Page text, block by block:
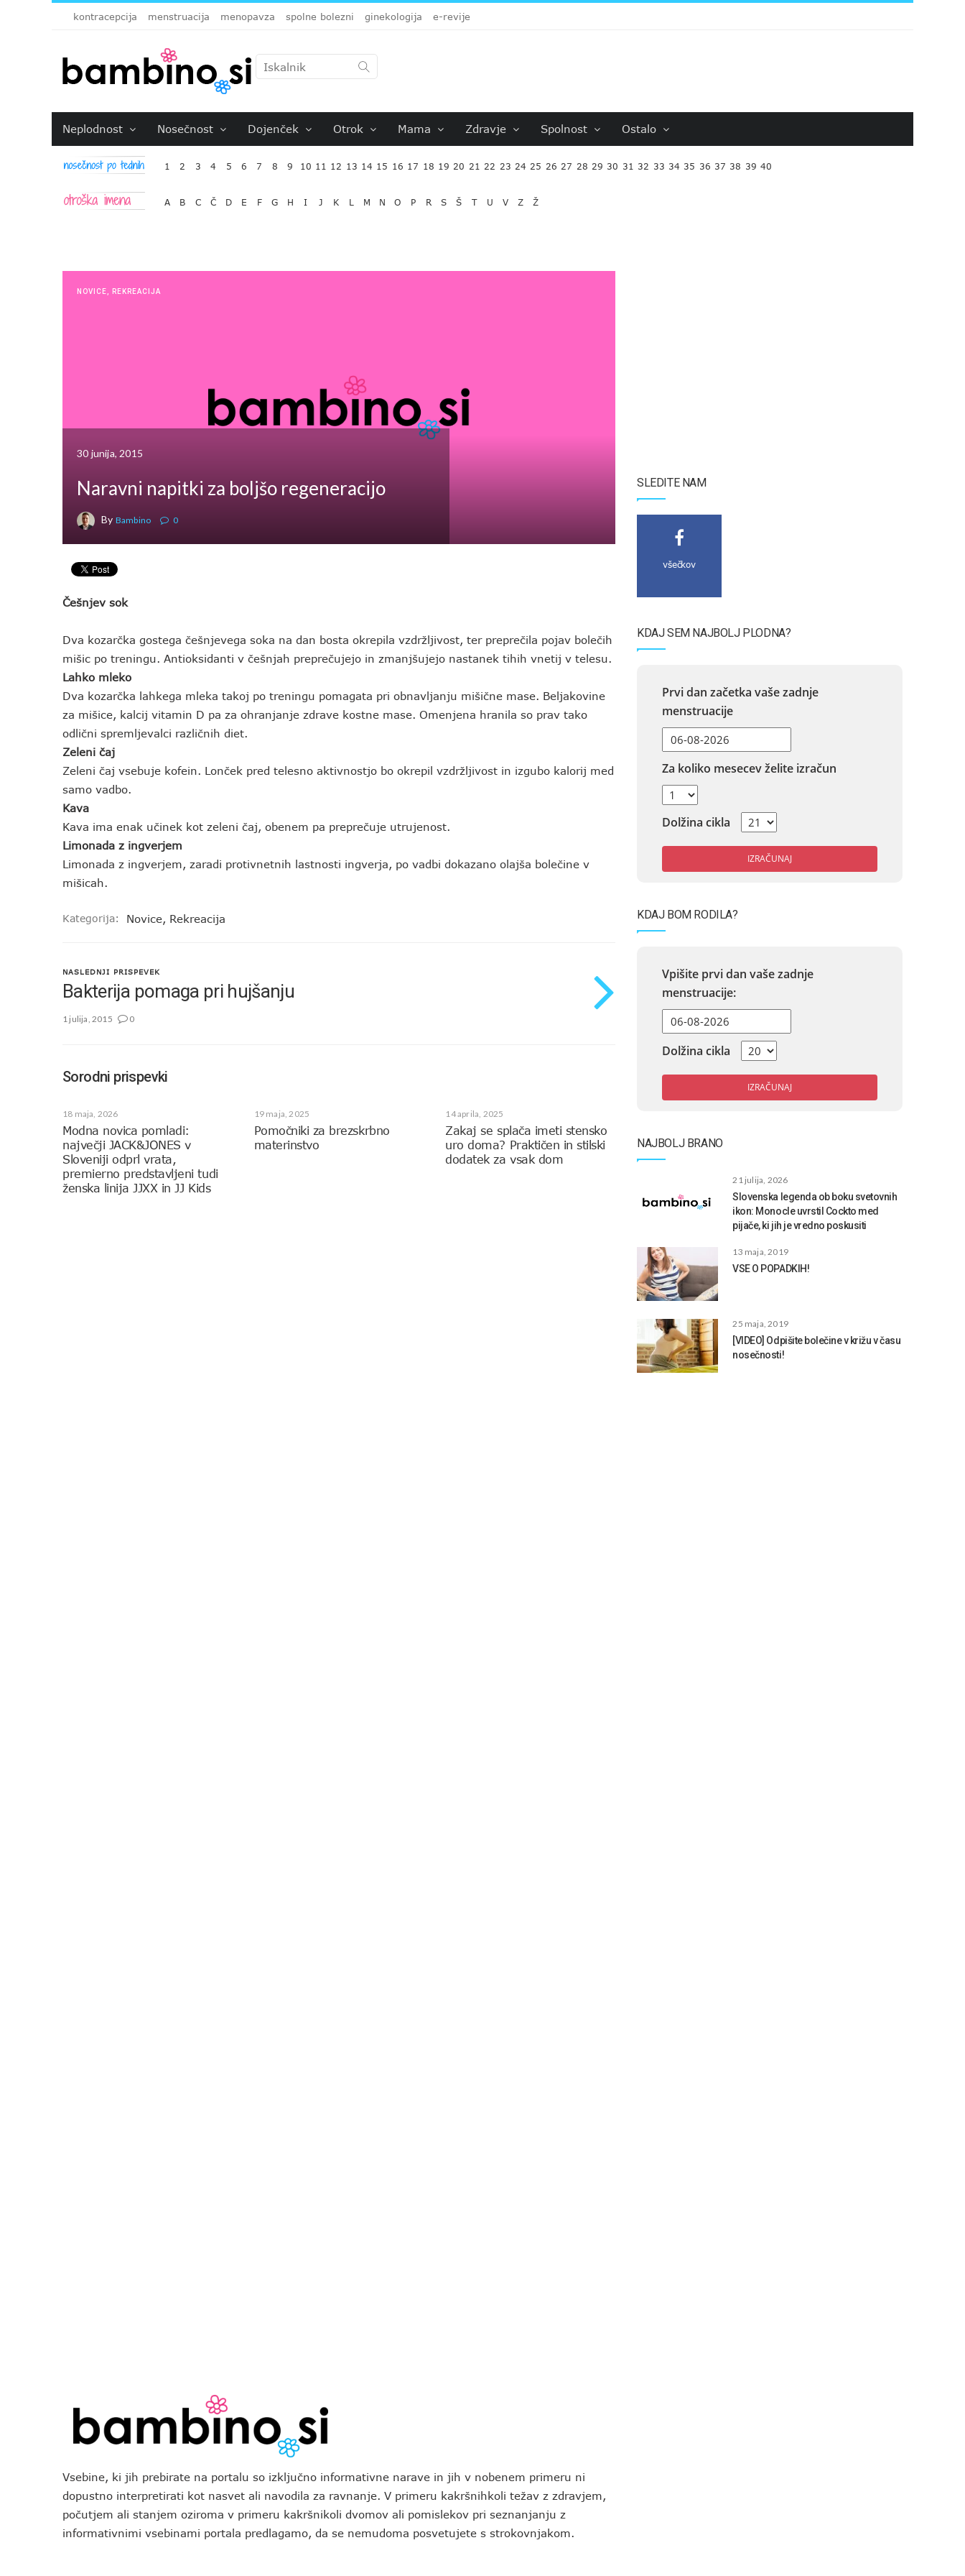
kontracepcija menstruacija menopavza spolne bolezni ginekologija e-revije
Neplodnost Nosečnost Dojenček Otrok Mama Zdravje Spolnost Ostalo
1 2 3 4 5 6 7 8 9 10 11 12 13 14 15 16 17 18 19 20 21 22 23 24 25 26 27 28 29 30 31 32 33 34 35 36 37 38 39 40
A B C Č D E F G H I J K L M N O P R S Š T U V Z Ž
NOVICE REKREACIJA
30 junija, 2015
Naravni napitki za boljšo regeneracijo
By Bambino 0
Češnjev sok
Dva kozarčka gostega češnjevega soka na dan bosta okrepila vzdržljivost, ter preprečila pojav bolečih
mišic po treningu. Antioksidanti v češnjah preprečujejo in zmanjšujejo nastanek tihih vnetij v telesu.
Lahko mleko
Dva kozarčka lahkega mleka takoj po treningu pomagata pri obnavljanju mišične mase. Beljakovine
za mišice, kalcij vitamin D pa za ohranjanje zdrave kostne mase. Omenjena hranila so prav tako
odlični spremljevalci različnih diet.
Zeleni čaj
Zeleni čaj vsebuje kofein. Lonček pred telesno aktivnostjo bo okrepil vzdržljivost in izgubo kalorij med
samo vadbo.
Kava
Kava ima enak učinek kot zeleni čaj, obenem pa preprečuje utrujenost.
Limonada z ingverjem
Limonada z ingverjem, zaradi protivnetnih lastnosti ingverja, po vadbi dokazano olajša bolečine v
mišicah.
Kategorija: Novice, Rekreacija
NASLEDNJI PRISPEVEK
Bakterija pomaga pri hujšanju
1 julija, 2015 0
Sorodni prispevki
18 maja, 2026
Modna novica pomladi:
največji JACK&JONES v
Sloveniji odprl vrata,
premierno predstavljeni tudi
ženska linija JJXX in JJ Kids
19 maja, 2025
Pomočniki za brezskrbno
materinstvo
14 aprila, 2025
Zakaj se splača imeti stensko
uro doma? Praktičen in stilski
dodatek za vsak dom
SLEDITE NAM
všečkov
KDAJ SEM NAJBOLJ PLODNA?
Prvi dan začetka vaše zadnje
menstruacije
Za koliko mesecev želite izračun
Dolžina cikla
IZRAČUNAJ
KDAJ BOM RODILA?
Vpišite prvi dan vaše zadnje
menstruacije:
Dolžina cikla
IZRAČUNAJ
NAJBOLJ BRANO
21 julija, 2026
Slovenska legenda ob boku svetovnih
ikon: Monocle uvrstil Cockto med
pijače, ki jih je vredno poskusiti
13 maja, 2019
VSE O POPADKIH!
25 maja, 2019
[VIDEO] Odpišite bolečine v križu v času
nosečnosti!
Vsebine, ki jih prebirate na portalu so izključno informativne narave in jih v nobenem primeru ni
dopustno interpretirati kot nasvet ali navodila za ravnanje. V primeru kakršnihkoli težav z zdravjem,
počutjem ali stanjem oziroma v primeru kakršnikoli dvomov ali pomislekov pri seznanjanju z
informativnimi vsebinami portala predlagamo, da se nemudoma posvetujete s strokovnjakom.